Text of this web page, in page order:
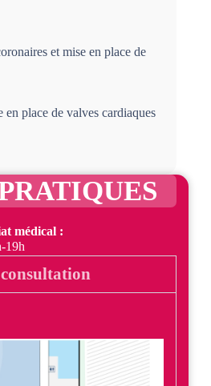
et mise en place de
en place de valves cardiaques
médical :
19h